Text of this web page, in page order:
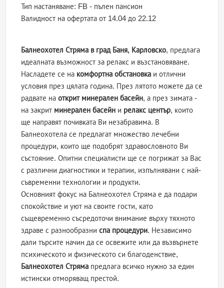
Тип настаняване: FB - пълен пансион
Валидност на офертатаот 14.04 до 22.12
Балнеохотел Стряма в град Баня, Карловско, предлага
идеалната възможност за релакс и възстановяване.
Насладете се на комфортна обстановка и отлични
условия през цялата година. През лятото можете да се
радвате наоткрит минерален басейн, а през зимата -
на закрит минерален басейн и релакс център, които
ще направят почивката Ви незабравима. В
Балнеохотела се предлагат множество лечебни
процедури, които ще подобрят здравословното Ви
състояние. Опитни специалисти ще се погрижат за Вас
с различни диагностики и терапии, изпълнявани с най-
съвременни технологии и продукти.
Основният фокус на Балнеохотел Стряма е да подари
спокойствие и уют на своите гости, като
същевременно съсредоточи внимание върху тяхното
здраве с разнообразниспа процедури. Независимо
дали търсите начин да се освежите или да възвърнете
психическото и физическото си благоденствие,
Балнеохотел Стряма предлага всичко нужно за един
истински отморяващ престой.